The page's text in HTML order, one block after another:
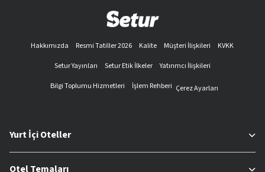
Hakkımızda Resmi Tatiller 2026 Kalite Müşteri İlişkileri
KVKK
Setur Yayınları
Setur Etik İlkeler
Yatırımcı İlişkileri
Bilgi Toplumu Hizmetleri
İşlem Rehberi Çerez Ayarları
Yurt İçi Oteller
Otel Temaları